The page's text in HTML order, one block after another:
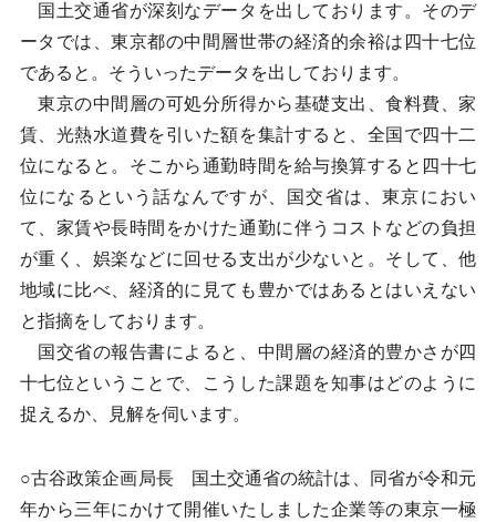
国土交通省が深刻なデータを出しております。そのデ
ータでは、東京都の中間層世帯の経済的余裕は四十七位
であると。そういったデータを出しております。
東京の中間層の可処分所得から基礎支出、食料費、家
賃、光熱水道費を引いた額を集計すると、全国で四十二
位になると。そこから通勤時間を給与換算すると四十七
位になるという話なんですが、国交省は、東京におい
て、家賃や長時間をかけた通勤に伴うコストなどの負担
が重く、娯楽などに回せる支出が少ないと。そして、他
地域に比べ、経済的に見ても豊かではあるとはいえない
と指摘をしております。
国交省の報告書によると、中間層の経済的豊かさが四
十七位ということで、こうした課題を知事はどのように
捉えるか、見解を伺います。
○古谷政策企画局長 国土交通省の統計は、同省が令和元
年から三年にかけて開催いたしました企業等の東京一極